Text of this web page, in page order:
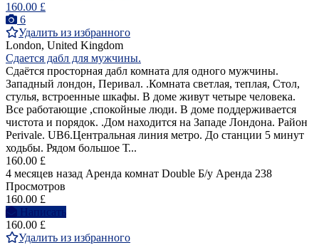
160.00 £
6
Удалить из избранного
London, United Kingdom
Сдается дабл для мужчины.
Cдаётся просторная дабл комната для одного мужчины.
Западный лондон, Перивал. .Комната светлая, теплая, Стол,
стулья, встроенные шкафы. В доме живут четыре человека.
Все работающие ,спокойные люди. В доме поддерживается
чистота и порядок. .Дом находится на Западе Лондона. Район
Perivale. UB6.Центральная линия метро. До станции 5 минут
ходьбы. Рядом большое Т...
160.00 £
4 месяцев назад Аренда комнат Double Б/у Аренда 238
Просмотров
160.00 £
Написать
160.00 £
Удалить из избранного